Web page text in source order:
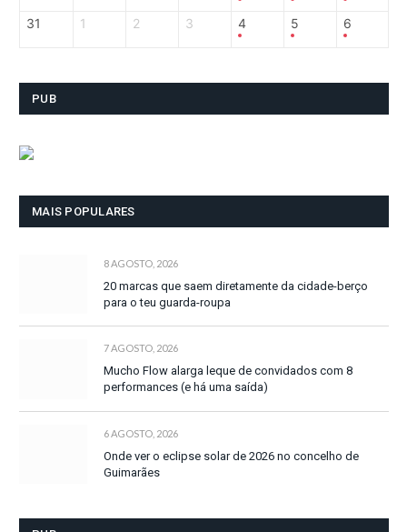
31 1 2 3 4 5 6
PUB
MAIS POPULARES
8 AGOSTO, 2026
20 marcas que saem diretamente da cidade-berço
para o teu guarda-roupa
7 AGOSTO, 2026
Mucho Flow alarga leque de convidados com 8
performances (e há uma saída)
6 AGOSTO, 2026
Onde ver o eclipse solar de 2026 no concelho de
Guimarães